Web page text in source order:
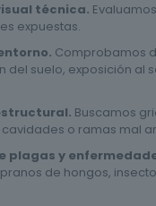
técnica.
expuestas.
Comprobamos
del suelo, exposición al
Buscamos
o ramas mal
plagas y
de hongos,